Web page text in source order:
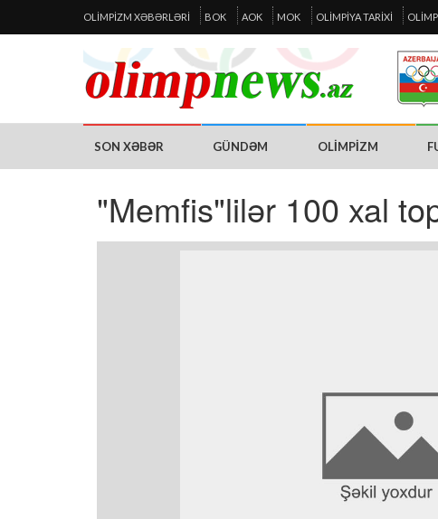
OLIMPIZM XƏBƏRLƏRI BOK AOK MOK OLIMPIYA TARIXI
SON XƏBƏR GÜNDƏM OLIMPIZM
"Memfis"lilər 100 xal